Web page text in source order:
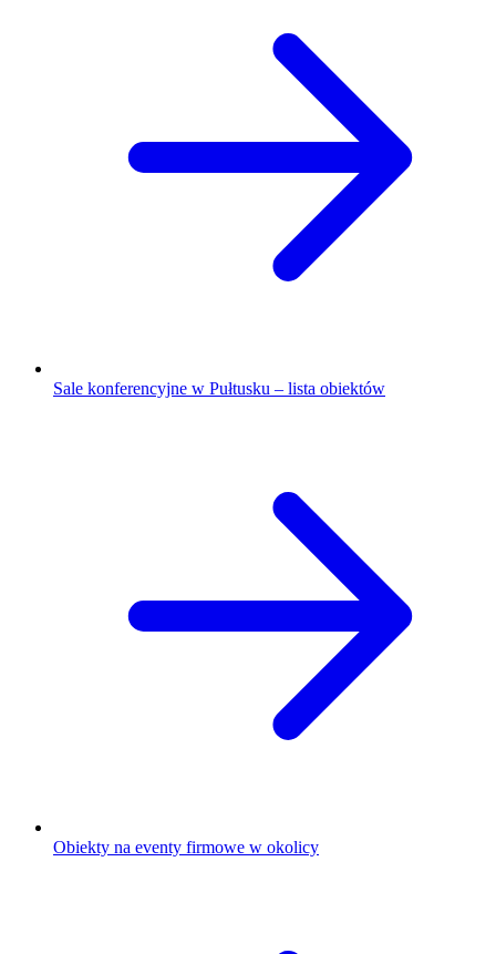
Sale konferencyjne w Pułtusku – lista obiektów
Obiekty na eventy firmowe w okolicy